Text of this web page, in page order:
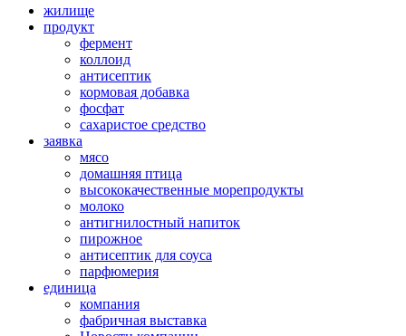
жилище
продукт
фермент
коллоид
антисептик
кормовая добавка
фосфат
сахаристое средство
заявка
мясо
домашняя птица
высококачественные морепродукты
молоко
антигнилостный напиток
пирожное
антисептик для соуса
парфюмерия
единица
компания
фабричная выставка